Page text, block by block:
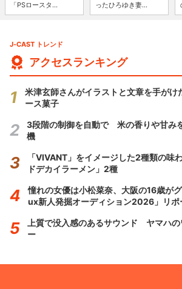
「PSロースタ...
ったひろゆき妻...
J-CAST トレンド
アクセスランキング
米津玄師さんがイラストと文章を手がけ
ース菓子
3段階の制御を自動で 米の香りや甘み
機
「VIVANT」をイメージした2種類の
ドデカイラーメン」2種
憧れの女優は小松菜奈、大阪の16歳
ux新人発掘オーディション2026」リポ
上質で没入感のあるサウンド ヤマハ
ー